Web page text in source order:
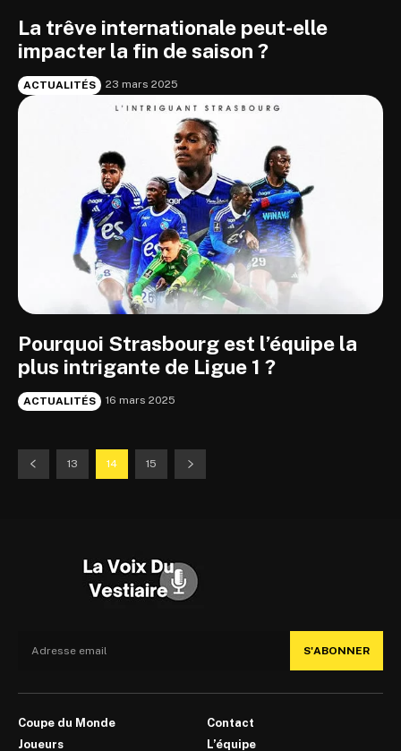
La trêve internationale peut-elle
impacter la fin de saison ?
ACTUALITÉS 23 mars 2025
Pourquoi Strasbourg est l’équipe la
plus intrigante de Ligue 1 ?
ACTUALITÉS 16 mars 2025
13 14 15
S'ABONNER
Coupe du Monde
Joueurs
Contact
L’équipe